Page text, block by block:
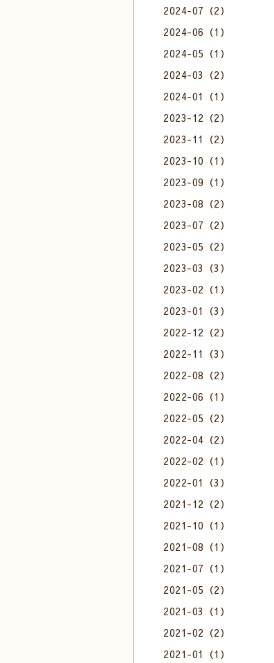
2024-07（2）
2024-06（1）
2024-05（1）
2024-03（2）
2024-01（1）
2023-12（2）
2023-11（2）
2023-10（1）
2023-09（1）
2023-08（2）
2023-07（2）
2023-05（2）
2023-03（3）
2023-02（1）
2023-01（3）
2022-12（2）
2022-11（3）
2022-08（2）
2022-06（1）
2022-05（2）
2022-04（2）
2022-02（1）
2022-01（3）
2021-12（2）
2021-10（1）
2021-08（1）
2021-07（1）
2021-05（2）
2021-03（1）
2021-02（2）
2021-01（1）